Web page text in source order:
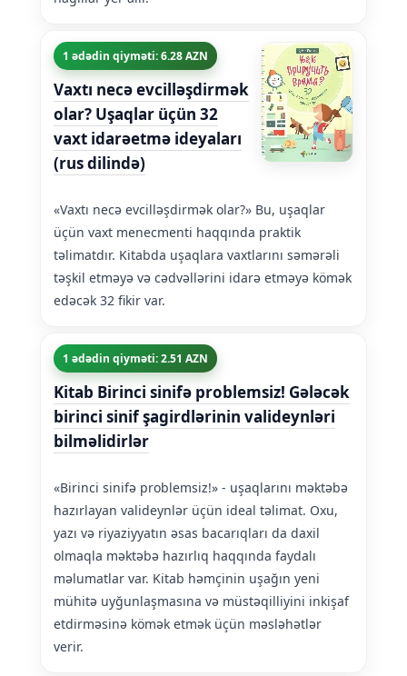
1 ədədin qiyməti: 6.28 AZN
Vaxtı necə evcilləşdirmək
olar? Uşaqlar üçün 32
vaxt idarəetmə ideyaları
(rus dilində)
«Vaxtı necə evcilləşdirmək olar?» Bu, uşaqlar
üçün vaxt menecmenti haqqında praktik
təlimatdır. Kitabda uşaqlara vaxtlarını səmərəli
təşkil etməyə və cədvəllərini idarə etməyə kömək
edəcək 32 fikir var.
1 ədədin qiyməti: 2.51 AZN
Kitab Birinci sinifə problemsiz! Gələcək
birinci sinif şagirdlərinin valideynləri
bilməlidirlər
«Birinci sinifə problemsiz!» - uşaqlarını məktəbə
hazırlayan valideynlər üçün ideal təlimat. Oxu,
yazı və riyaziyyatın əsas bacarıqları da daxil
olmaqla məktəbə hazırlıq haqqında faydalı
məlumatlar var. Kitab həmçinin uşağın yeni
mühitə uyğunlaşmasına və müstəqilliyini inkişaf
etdirməsinə kömək etmək üçün məsləhətlər
verir.